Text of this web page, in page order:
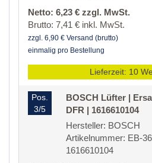
Netto: 6,23 € zzgl. MwSt.
Brutto: 7,41 € inkl. MwSt.
zzgl. 6,90 € Versand (brutto)
einmalig pro Bestellung
Lieferzeit: 10
Pos.
3/5
BOSCH Lüfter |
DFR | 1616610104
Hersteller: BOSCH
Artikelnummer: EB-
1616610104